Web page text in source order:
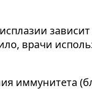
врачи
иммунитета